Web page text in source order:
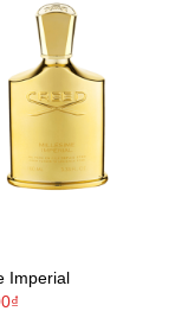
Imperial